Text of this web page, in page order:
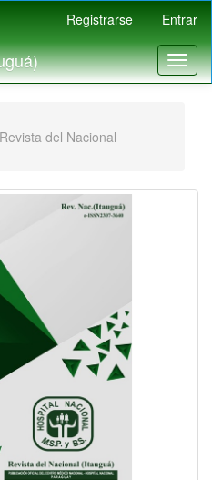
Registrarse Entrar
del Nacional